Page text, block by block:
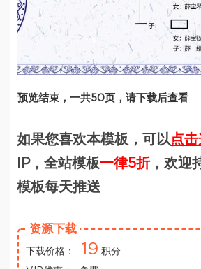
预览结束，一共50页，请下载后查看
如果您喜欢本模板，可以点
IP，全站模板一律5折，欢迎
模板每天推送
资源下载
下载价格： 19 积分